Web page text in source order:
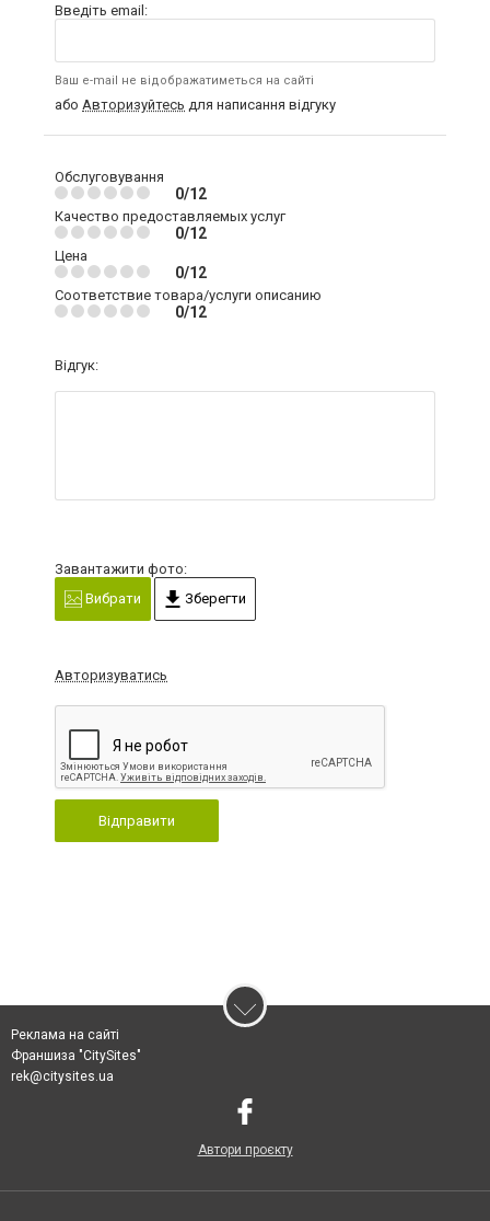
Введіть email:
Ваш e-mail не відображатиметься на сайті
або Авторизуйтесь для написання відгуку
Обслуговування
0/12
Качество предоставляемых услуг
0/12
Цена
0/12
Соответствие товара/услуги описанию
0/12
Відгук:
Завантажити фото:
Вибрати
Зберегти
Авторизуватись
Відправити
Реклама на сайті
Франшиза "CitySites"
rek@citysites.ua
Автори проєкту